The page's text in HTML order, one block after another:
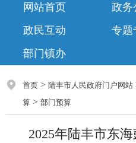
网站首页 政务
政民互动
专题
部门镇办
首页> 陆丰市人民政府门户网站
算> 部门预算
2025年陆丰市东